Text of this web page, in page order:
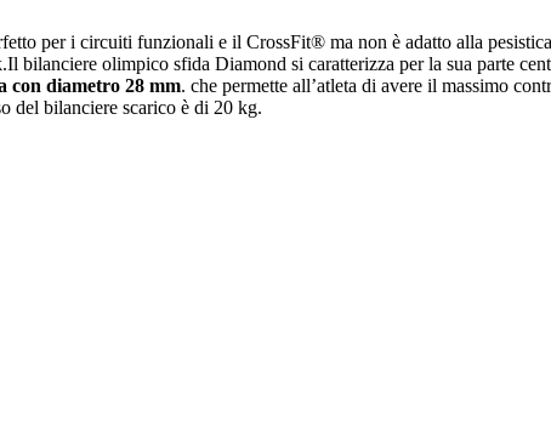
per i circuiti funzionali e il CrossFit® ma non è adatto alla
bilanciere olimpico sfida Diamond si caratterizza per la sua parte
con diametro 28 mm. che permette all’atleta di avere il massimo
del bilanciere scarico è di 20 kg.